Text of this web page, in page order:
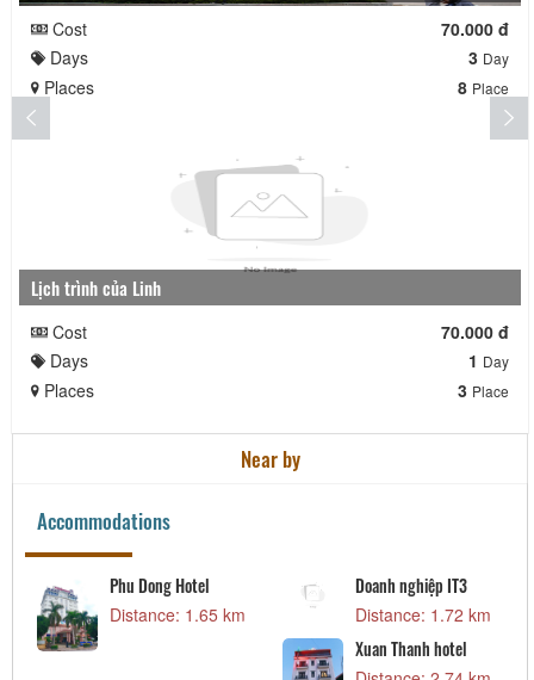
Cost
70.000 đ
Days
3 Day
Places 8 Place
Lịch trình của Linh
Cost
70.000 đ
Days
1 Day
Places 3 Place
Near by
Accommodations
IT3
1.72 km
hotel
Thành Nam Hotel
Distance: 7.01 km
Sông Quê
Distance: